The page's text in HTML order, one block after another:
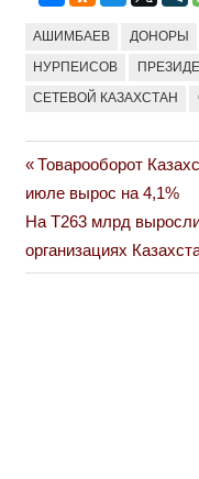
АШИМБАЕВ ДОНОРЫ
НУРПЕИСОВ
СЕТЕВОЙ КАЗАХСТАН
Навигация
по
записям
Previous
Post:
Товарооборот
июле вырос на 4,1%
Next
Post:
На Т263 млрд
организациях